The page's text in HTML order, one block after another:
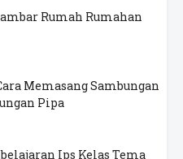
Rumah Rumahan
Memasang Sambungan
Pipa
Ips Kelas Tema